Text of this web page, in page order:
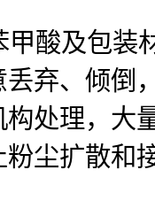
甲酸及包装
弃、倾倒
处理，大
尘扩散和